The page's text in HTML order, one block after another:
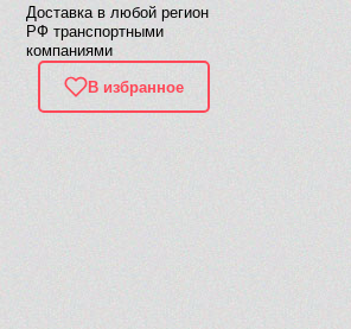
Доставка в любой регион
РФ транспортными
компаниями
В избранное